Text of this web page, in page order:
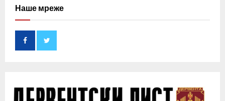
c
H
Наше мреже